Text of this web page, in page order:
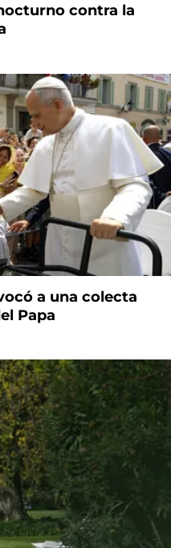
contra la
a una colecta
Papa